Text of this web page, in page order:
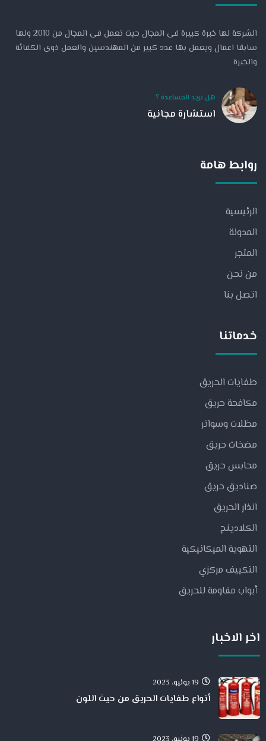
الشركة لها خبرة كبيرة فى المجال حيث تعمل فى المجال من 2010 ولها
سابقا اعمال ويعمل بها عدد كبير من المهندسين والعمل ذوى الكفائة
والخبرة
هل تريد المساعدة ؟
استشارة مجانية
روابط هامة
الرئيسية
المدونة
المتجر
من نحن
اتصل بنا
خدماتنا
طفايات الحريق
مكافحة حريق
مظلات وسواتر
مضخات حريق
محابس حريق
صناديق حريق
انذار الحريق
الكلادينج
التهوية الميكانيكية
التكييف مركزي
أبواب مقاومة للحريق
اخر الاخبار
19 يونيو، 2023
أنواع طفايات الحريق من حيث اللون